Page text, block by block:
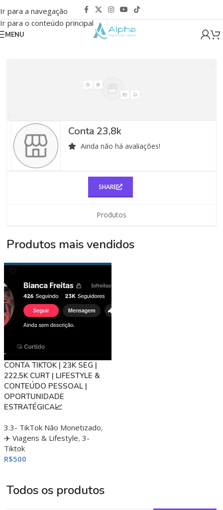
Ir para a navegação
Ir para o conteúdo principal
MENU
Conta 23,8k
Ainda não há avaliações!
SHARE
Produtos
Produtos mais vendidos
CONTA TIKTOK | 23K SEG |
222,5K CURT | LIFESTYLE &
CONTEÚDO PESSOAL |
OPORTUNIDADE
ESTRATÉGICA📈
3.3- TikTok Não Monetizado,
✈️ Viagens & Lifestyle, 3-
Tiktok
R$500
Todos os produtos